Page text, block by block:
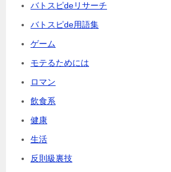
バトスピdeリサーチ
バトスピde用語集
ゲーム
モテるためには
ロマン
飲食系
健康
生活
反則級裏技